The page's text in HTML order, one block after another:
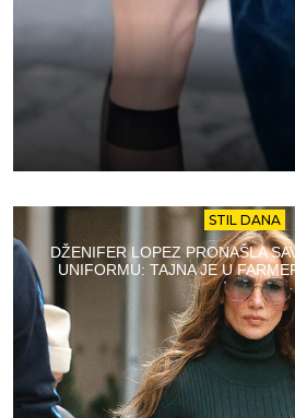
STIL DANA
DŽENIFER LOPEZ PRONAŠLA
UNIFORMU: TAJNA JE U